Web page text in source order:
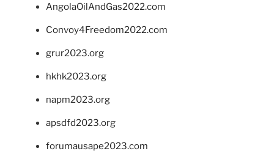
AngolaOilAndGas2022.com
Convoy4Freedom2022.com
grur2023.org
hkhk2023.org
napm2023.org
apsdfd2023.org
forumausape2023.com